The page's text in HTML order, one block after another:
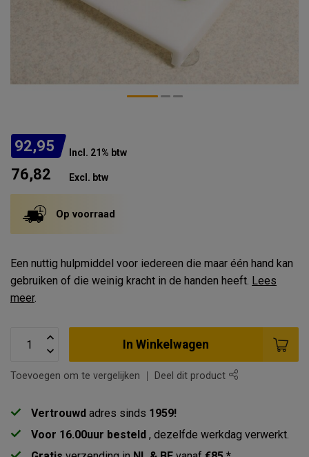
92,95 Incl. 21% btw
76,82 Excl. btw
Op voorraad
Een nuttig hulpmiddel voor iedereen die maar één hand kan
gebruiken of die weinig kracht in de handen heeft. Lees
meer.
In Winkelwagen
Toevoegen om te vergelijken Deel dit product
Vertrouwd adres sinds 1959!
Voor 16.00uur besteld , dezelfde werkdag verwerkt.